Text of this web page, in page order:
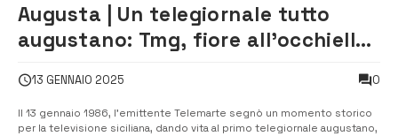
Augusta | Un telegiornale tutto
augustano: Tmg, fiore all’occhiello
13 GENNAIO 2025 0
Il 13 gennaio 1986, l’emittente Telemarte segnò un momento storico
per la televisione siciliana, dando vita al primo telegiornale augustano,